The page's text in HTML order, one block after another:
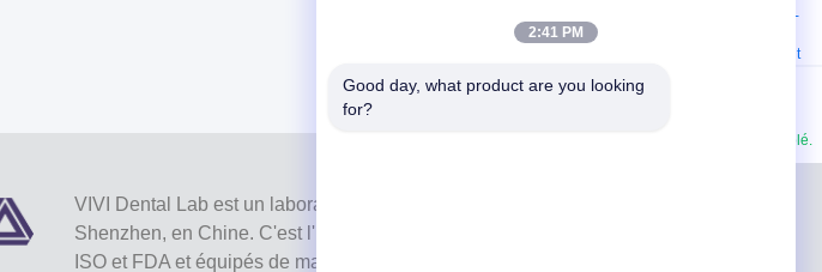
VIVI Dental Lab est un laboratoire de haut niveau à service complet de
Shenzhen, en Chine. C'est l'un des meilleurs laboratoires dentaires certifiés CE,
ISO et FDA et équipés de machines modernes. C'est l'engagement envers la
Contactez-
maintenant
Je suis désolé.
2:41 PM
Good day, what product are you looking
for?